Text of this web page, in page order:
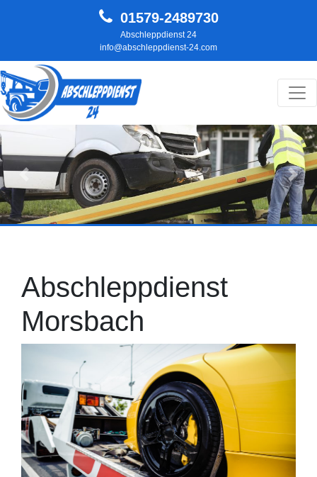
01579-2489730
Abschleppdienst 24
info@abschleppdienst-24.com
Hauptnavigation
Zurück
Abschleppdienst
Morsbach